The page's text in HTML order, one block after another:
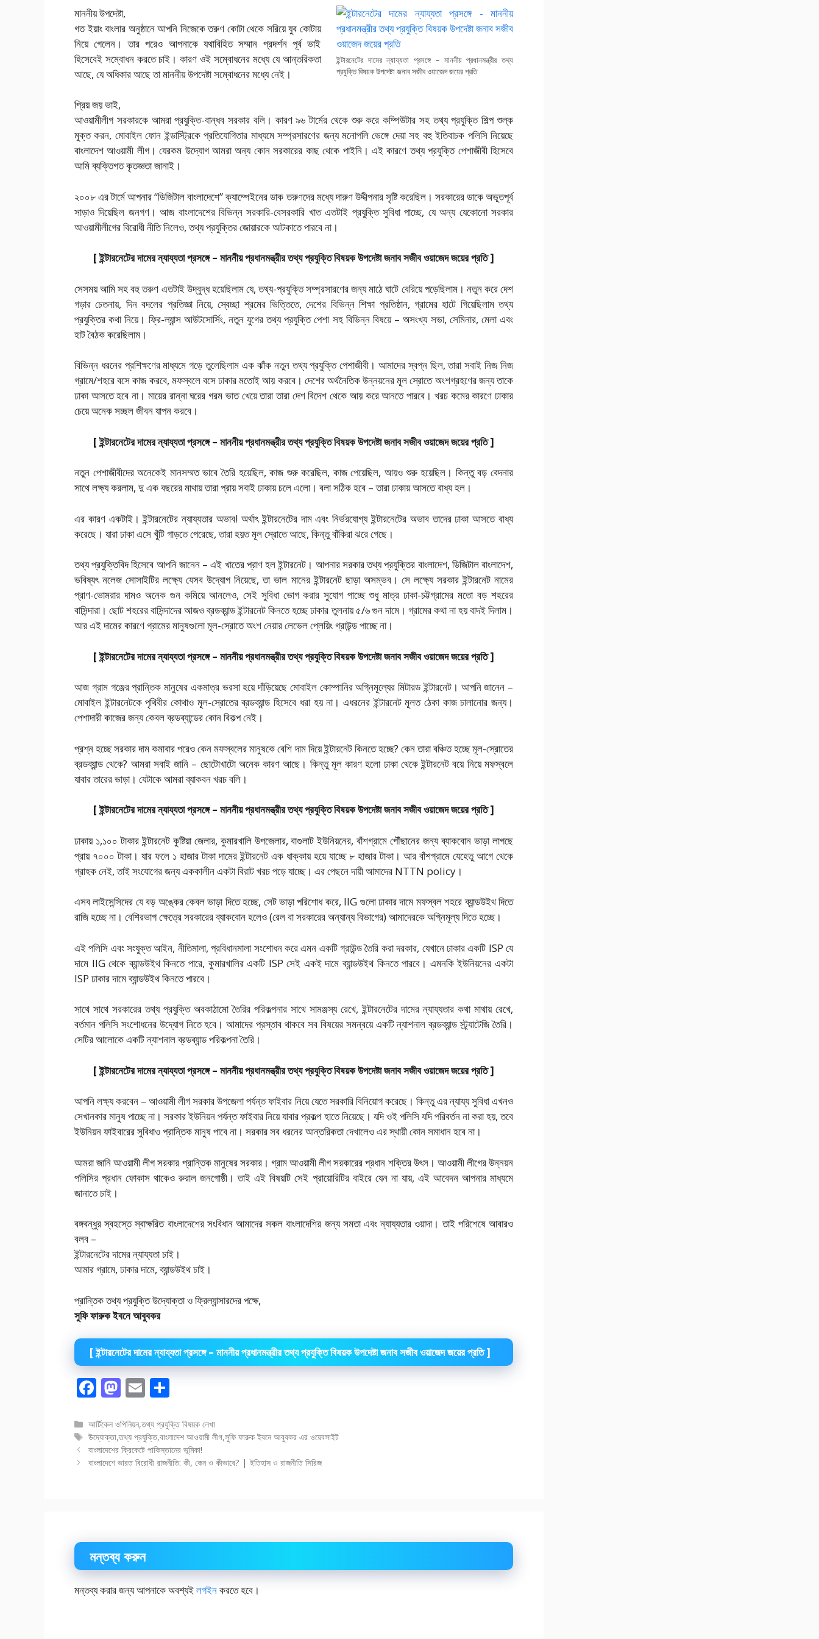
ইন্টারনেটের দামের ন্যায্যতা প্রসঙ্গে – মাননীয় প্রধানমন্ত্রীর তথ্য
প্রযুক্তি বিষয়ক উপদেষ্টা জনাব সজীব ওয়াজেদ জয়ের প্রতি
মাননীয় উপদেষ্টা,
গত ইয়াং বাংলার অনুষ্ঠানে আপনি নিজেকে তরুণ কোটা থেকে সরিয়ে যুব কোটায়
নিয়ে গেলেন। তার পরেও আপনাকে যথাবিহিত সম্মান প্রদর্শন পূর্ব ভাই
হিসেবেই সম্বোধন করতে চাই। কারণ ওই সম্বোধনের মধ্যে যে আন্তরিকতা
আছে, যে অধিকার আছে তা মাননীয় উপদেষ্টা সম্বোধনের মধ্যে নেই।
প্রিয় জয় ভাই,
আওয়ামীলীগ সরকারকে আমরা প্রযুক্তি-বান্ধব সরকার বলি। কারণ ৯৬ টার্মের থেকে শুরু করে কম্পিউটার সহ তথ্য প্রযুক্তি শিল্প শুল্ক
মুক্ত করন, মোবাইল ফোন ইন্ডাস্ট্রিকে প্রতিযোগিতার মাধ্যমে সম্প্রসারণের জন্য মনোপলি ভেঙ্গে দেয়া সহ বহু ইতিবাচক পলিসি নিয়েছে
বাংলাদেশ আওয়ামী লীগ। যেরকম উদ্যোগ আমরা অন্য কোন সরকারের কাছ থেকে পাইনি। এই কারণে তথ্য প্রযুক্তি পেশাজীবী হিসেবে
আমি ব্যক্তিগত কৃতজ্ঞতা জানাই।
২০০৮ এর টার্মে আপনার “ডিজিটাল বাংলাদেশে” ক্যাম্পেইনের ডাক তরুণদের মধ্যে দারুণ উদ্দীপনার সৃষ্টি করেছিল। সরকারের ডাকে অভূতপূর্ব
সাড়াও দিয়েছিল জনগণ। আজ বাংলাদেশের বিভিন্ন সরকারি-বেসরকারি খাত এতটাই প্রযুক্তি সুবিধা পাচ্ছে, যে অন্য যেকোনো সরকার
আওয়ামীলীগের বিরোধী নীতি নিলেও, তথ্য প্রযুক্তির জোয়ারকে আটকাতে পারবে না।
[ ইন্টারনেটের দামের ন্যায্যতা প্রসঙ্গে – মাননীয় প্রধানমন্ত্রীর তথ্য প্রযুক্তি বিষয়ক উপদেষ্টা জনাব সজীব ওয়াজেদ জয়ের প্রতি ]
সেসময় আমি সহ বহু তরুণ এতটাই উদ্বুদ্ধ হয়েছিলাম যে, তথ্য-প্রযুক্তি সম্প্রসারণের জন্য মাঠে ঘাটে বেরিয়ে পড়েছিলাম। নতুন করে দেশ
গড়ার চেতনায়, দিন বদলের প্রতিজ্ঞা নিয়ে, স্বেচ্ছা শ্রমের ভিত্তিতে, দেশের বিভিন্ন শিক্ষা প্রতিষ্ঠান, গ্রামের হাটে গিয়েছিলাম তথ্য
প্রযুক্তির কথা নিয়ে। ফ্রি-ল্যান্স আউটসোর্সিং, নতুন যুগের তথ্য প্রযুক্তি পেশা সহ বিভিন্ন বিষয়ে – অসংখ্য সভা, সেমিনার, মেলা এবং
হাট বৈঠক করেছিলাম।
বিভিন্ন ধরনের প্রশিক্ষণের মাধ্যমে গড়ে তুলেছিলাম এক ঝাঁক নতুন তথ্য প্রযুক্তি পেশাজীবী। আমাদের স্বপ্ন ছিল, তারা সবাই নিজ নিজ
গ্রামে/শহরে বসে কাজ করবে, মফস্বলে বসে ঢাকার মতোই আয় করবে। দেশের অর্থনৈতিক উন্নয়নের মূল স্রোতে অংশগ্রহণের জন্য তাকে
ঢাকা আসতে হবে না। মায়ের রান্না ঘরের গরম ভাত খেয়ে তারা তারা দেশ বিদেশ থেকে আয় করে আনতে পারবে। খরচ কমের কারণে ঢাকার
চেয়ে অনেক সচ্ছল জীবন যাপন করবে।
[ ইন্টারনেটের দামের ন্যায্যতা প্রসঙ্গে – মাননীয় প্রধানমন্ত্রীর তথ্য প্রযুক্তি বিষয়ক উপদেষ্টা জনাব সজীব ওয়াজেদ জয়ের প্রতি ]
নতুন পেশাজীবীদের অনেকেই মানসম্মত ভাবে তৈরি হয়েছিল, কাজ শুরু করেছিল, কাজ পেয়েছিল, আয়ও শুরু হয়েছিল। কিন্তু বড় বেদনার
সাথে লক্ষ্য করলাম, দু এক বছরের মাথায় তারা প্রায় সবাই ঢাকায় চলে এলো। বলা সঠিক হবে – তারা ঢাকায় আসতে বাধ্য হল।
এর কারণ একটাই। ইন্টারনেটের ন্যায্যতার অভাব! অর্থাৎ ইন্টারনেটের দাম এবং নির্ভরযোগ্য ইন্টারনেটের অভাব তাদের ঢাকা আসতে বাধ্য
করেছে। যারা ঢাকা এসে খুঁটি গাড়তে পেরেছে, তারা হয়ত মূল স্রোতে আছে, কিন্তু বাঁকিরা ঝরে গেছে।
তথ্য প্রযুক্তিবিদ হিসেবে আপনি জানেন – এই খাতের প্রাণ হল ইন্টারনেট। আপনার সরকার তথ্য প্রযুক্তির বাংলাদেশ, ডিজিটাল বাংলাদেশ,
ভবিষ্যৎ নলেজ সোসাইটির লক্ষ্যে যেসব উদ্যোগ নিয়েছে, তা ভাল মানের ইন্টারনেট ছাড়া অসম্ভব। সে লক্ষ্যে সরকার ইন্টারনেট নামের
প্রাণ-ভোমরার দামও অনেক গুন কমিয়ে আনলেও, সেই সুবিধা ভোগ করার সুযোগ পাচ্ছে শুধু মাত্র ঢাকা-চট্টগ্রামের মতো বড় শহরের
বাসিন্দারা। ছোট শহরের বাসিন্দাদের আজও ব্রডব্যান্ড ইন্টারনেট কিনতে হচ্ছে ঢাকার তুলনায় ৫/৬ গুন দামে। গ্রামের কথা না হয় বাদই দিলাম।
আর এই দামের কারণে গ্রামের মানুষগুলো মূল-স্রোতে অংশ নেয়ার লেভেল প্লেয়িং গ্রাউন্ড পাচ্ছে না।
[ ইন্টারনেটের দামের ন্যায্যতা প্রসঙ্গে – মাননীয় প্রধানমন্ত্রীর তথ্য প্রযুক্তি বিষয়ক উপদেষ্টা জনাব সজীব ওয়াজেদ জয়ের প্রতি ]
আজ গ্রাম গঞ্জের প্রান্তিক মানুষের একমাত্র ভরসা হয়ে দাঁড়িয়েছে মোবাইল কোম্পানির অগ্নিমূল্যের মিটারড ইন্টারনেট। আপনি জানেন –
মোবাইল ইন্টারনেটকে পৃথিবীর কোথাও মূল-স্রোতের ব্রডব্যান্ড হিসেবে ধরা হয় না। এধরনের ইন্টারনেট মূলত ঠেকা কাজ চালানোর জন্য।
পেশাদারী কাজের জন্য কেবল ব্রডব্যান্ডের কোন বিকল্প নেই।
প্রশ্ন হচ্ছে সরকার দাম কমাবার পরেও কেন মফস্বলের মানুষকে বেশি দাম দিয়ে ইন্টারনেট কিনতে হচ্ছে? কেন তারা বঞ্চিত হচ্ছে মূল-স্রোতের
ব্রডব্যান্ড থেকে? আমরা সবাই জানি – ছোটোখাটো অনেক কারণ আছে। কিন্তু মূল কারণ হলো ঢাকা থেকে ইন্টারনেট বয়ে নিয়ে মফস্বলে
যাবার তারের ভাড়া। যেটাকে আমরা ব্যাকবন খরচ বলি।
[ ইন্টারনেটের দামের ন্যায্যতা প্রসঙ্গে – মাননীয় প্রধানমন্ত্রীর তথ্য প্রযুক্তি বিষয়ক উপদেষ্টা জনাব সজীব ওয়াজেদ জয়ের প্রতি ]
ঢাকায় ১,১০০ টাকার ইন্টারনেট কুষ্টিয়া জেলার, কুমারখালি উপজেলার, বাগুলাট ইউনিয়নের, বাঁশগ্রামে পৌঁছানের জন্য ব্যাকবোন ভাড়া লাগছে
প্রায় ৭০০০ টাকা। যার ফলে ১ হাজার টাকা দামের ইন্টারনেট এক ধাক্কায় হয়ে যাচ্ছে ৮ হাজার টাকা। আর বাঁশগ্রামে যেহেতু আগে থেকে
গ্রাহক নেই, তাই সংযোগের জন্য এককালীন একটা বিরাট খরচ পড়ে যাচ্ছে। এর পেছনে দায়ী আমাদের NTTN policy।
এসব লাইসেন্সিদের যে বড় অঙ্কের কেবল ভাড়া দিতে হচ্ছে, সেট ভাড়া পরিশোধ করে, IIG গুলো ঢাকার দামে মফস্বল শহরে ব্যান্ডউইথ দিতে
রাজি হচ্ছে না। বেশিরভাগ ক্ষেত্রে সরকারের ব্যাকবোন হলেও (রেল বা সরকারের অন্যান্য বিভাগের) আমাদেরকে অগ্নিমূল্য দিতে হচ্ছে।
এই পলিসি এবং সংযুক্ত আইন, নীতিমালা, প্রবিধানমালা সংশোধন করে এমন একটি গ্রাউন্ড তৈরি করা দরকার, যেখানে ঢাকার একটি ISP যে
দামে IIG থেকে ব্যান্ডউইথ কিনতে পারে, কুমারখালির একটি ISP সেই একই দামে ব্যান্ডউইথ কিনতে পারবে। এমনকি ইউনিয়নের একটা
ISP ঢাকার দামে ব্যান্ডউইথ কিনতে পারবে।
সাথে সাথে সরকারের তথ্য প্রযুক্তি অবকাঠামো তৈরির পরিকল্পনার সাথে সামঞ্জস্য রেখে, ইন্টারনেটের দামের ন্যায্যতার কথা মাথায় রেখে,
বর্তমান পলিসি সংশোধনের উদ্যোগ নিতে হবে। আমাদের প্রস্তাব থাকবে সব বিষয়ের সমন্বয়ে একটি ন্যাশনাল ব্রডব্যান্ড স্ট্র্যাটেজি তৈরি।
সেটির আলোকে একটি ন্যাশনাল ব্রডব্যান্ড পরিকল্পনা তৈরি।
[ ইন্টারনেটের দামের ন্যায্যতা প্রসঙ্গে – মাননীয় প্রধানমন্ত্রীর তথ্য প্রযুক্তি বিষয়ক উপদেষ্টা জনাব সজীব ওয়াজেদ জয়ের প্রতি ]
আপনি লক্ষ্য করবেন – আওয়ামী লীগ সরকার উপজেলা পর্যন্ত ফাইবার নিয়ে যেতে সরকারি বিনিয়োগ করেছে। কিন্তু এর ন্যায্য সুবিধা এখনও
সেখানকার মানুষ পাচ্ছে না। সরকার ইউনিয়ন পর্যন্ত ফাইবার নিয়ে যাবার প্রকল্প হাতে নিয়েছে। যদি ওই পলিসি যদি পরিবর্তন না করা হয়, তবে
ইউনিয়ন ফাইবারের সুবিধাও প্রান্তিক মানুষ পাবে না। সরকার সব ধরনের আন্তরিকতা দেখালেও এর স্থায়ী কোন সমাধান হবে না।
আমরা জানি আওয়ামী লীগ সরকার প্রান্তিক মানুষের সরকার। গ্রাম আওয়ামী লীগ সরকারের প্রধান শক্তির উৎস। আওয়ামী লীগের উন্নয়ন
পলিসির প্রধান ফোকাস থাকেও রুরাল জনগোষ্ঠী। তাই এই বিষয়টি সেই প্রায়োরিটির বাইরে যেন না যায়, এই আবেদন আপনার মাধ্যমে
জানাতে চাই।
বঙ্গবন্ধুর স্বহস্তে স্বাক্ষরিত বাংলাদেশের সংবিধান আমাদের সকল বাংলাদেশির জন্য সমতা এবং ন্যায্যতার ওয়াদা। তাই পরিশেষে আবারও
বলব –
ইন্টারনেটের দামের ন্যায্যতা চাই।
আমার গ্রামে, ঢাকার দামে, ব্যান্ডউইথ চাই।
প্রান্তিক তথ্য প্রযুক্তি উদ্যোক্তা ও ফ্রিল্যান্সারদের পক্ষে,
সুফি ফারুক ইবনে আবুবকর
[ ইন্টারনেটের দামের ন্যায্যতা প্রসঙ্গে – মাননীয় প্রধানমন্ত্রীর তথ্য প্রযুক্তি বিষয়ক উপদেষ্টা জনাব সজীব ওয়াজেদ জয়ের প্রতি ]
F
e
b
o
M
to
d
o
E
ai
l
ar
e
বিভাগ
সমূহ
আর্টিকেল ওপিনিয়ন,তথ্য প্রযুক্তি বিষয়ক লেখা
ট্যাগ
সমূহ
উদ্যোক্তা,তথ্য প্রযুক্তি,বাংলাদেশ আওয়ামী লীগ,সুফি ফারুক ইবনে আবুবকর এর ওয়েবসাইট
বাংলাদেশের ক্রিকেটে পাকিস্তানের ভূমিকা!
বাংলাদেশে ভারত বিরোধী রাজনীতি: কী, কেন ও কীভাবে? | ইতিহাস ও রাজনীতি সিরিজ
মন্তব্য করুন
মন্তব্য করার জন্য আপনাকে অবশ্যইলগইনকরতে হবে।